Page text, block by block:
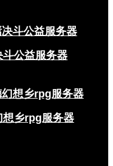
公益服务器
想乡rpg服务器